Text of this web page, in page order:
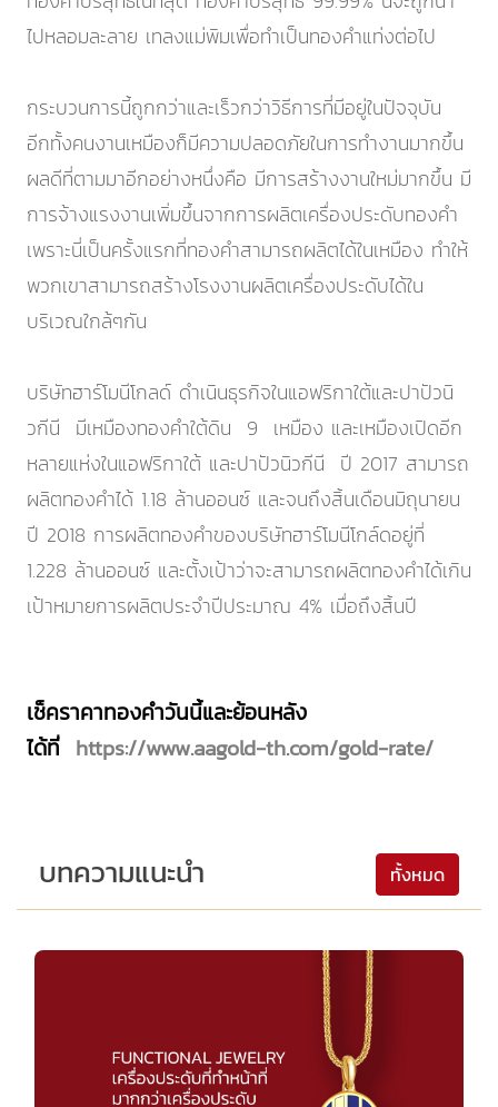
ไปหลอมละลาย เทลงแม่พิมเพื่อทำเป็นทองคำแท่งต่อไป
กระบวนการนี้ถูกกว่าและเร็วกว่าวิธีการที่มีอยู่ในปัจจุบัน
อีกทั้งคนงานเหมืองก็มีความปลอดภัยในการทำงานมากขึ้น
ผลดีที่ตามมาอีกอย่างหนึ่งคือ มีการสร้างงานใหม่มากขึ้น มี
การจ้างแรงงานเพิ่มขึ้นจากการผลิตเครื่องประดับทองคำ
เพราะนี่เป็นครั้งแรกที่ทองคำสามารถผลิตได้ในเหมือง ทำให้
พวกเขาสามารถสร้างโรงงานผลิตเครื่องประดับได้ใน
บริเวณใกล้ๆกัน
บริษัทฮาร์โมนีโกลด์ ดำเนินธุรกิจในแอฟริกาใต้และปาปัวนิ
วกีนี มีเหมืองทองคำใต้ดิน 9 เหมือง และเหมืองเปิดอีก
หลายแห่งในแอฟริกาใต้ และปาปัวนิวกีนี ปี 2017 สามารถ
ผลิตทองคำได้ 1.18 ล้านออนซ์ และจนถึงสิ้นเดือนมิถุนายน
ปี 2018 การผลิตทองคำของบริษัทฮาร์โมนีโกล์ดอยู่ที่
1.228 ล้านออนซ์ และตั้งเป้าว่าจะสามารถผลิตทองคำได้เกิน
เป้าหมายการผลิตประจำปีประมาณ 4% เมื่อถึงสิ้นปี
เช็คราคาทองคำวันนี้และย้อนหลัง
ได้ที่ https://www.aagold-th.com/gold-rate/
บทความแนะนำ ทั้งหมด